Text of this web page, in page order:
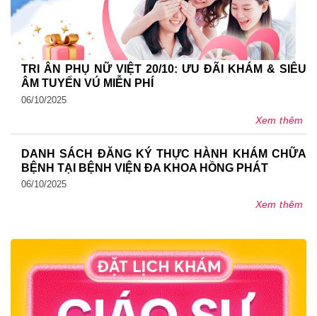
TRI ÂN PHỤ NỮ VIỆT 20/10: ƯU ĐÃI KHÁM & SIÊU
ÂM TUYẾN VÚ MIỄN PHÍ
06/10/2025
Xem thêm
DANH SÁCH ĐĂNG KÝ THỰC HÀNH KHÁM CHỮA
BỆNH TẠI BỆNH VIỆN ĐA KHOA HỒNG PHÁT
06/10/2025
Xem thêm